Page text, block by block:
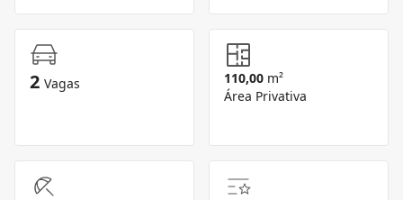
2 Vagas 110,00 m²
Área Privativa